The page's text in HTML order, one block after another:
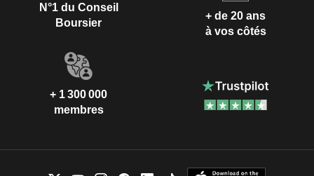
N°1 du Conseil
Boursier
+ de 20 ans
à vos côtés
+ 1 300 000
membres